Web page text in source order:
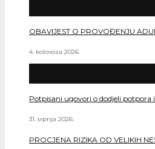
OBAVIJEST O PROVOĐENJU
4. kolovoza 2026.
Potpisani ugovori o dodjeli
31. srpnja 2026.
PROCJENA RIZIKA OD VELIKIH